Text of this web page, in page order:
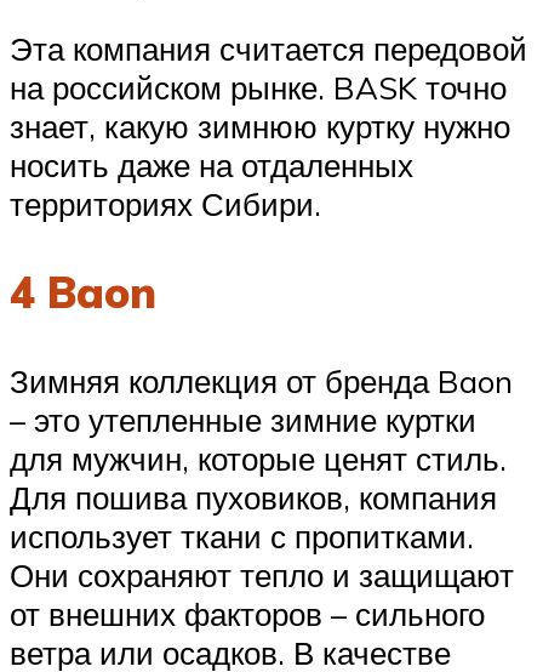
Эта компания считается передовой
на российском рынке. BASK точно
знает, какую зимнюю куртку нужно
носить даже на отдаленных
территориях Сибири.
4 Baon
Зимняя коллекция от бренда Baon
– это утепленные зимние куртки
для мужчин, которые ценят стиль.
Для пошива пуховиков, компания
использует ткани с пропитками.
Они сохраняют тепло и защищают
от внешних факторов – сильного
ветра или осадков. В качестве